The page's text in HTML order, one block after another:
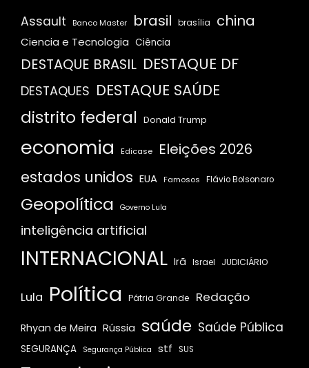
Assault Banco Master brasil brasília china
Ciencia e Tecnologia Ciência
DESTAQUE BRASIL DESTAQUE DF
DESTAQUES DESTAQUE SAÚDE
distrito federal Donald Trump
economia Edicase Eleições 2026
estados unidos EUA Famosos Flávio Bolsonaro
Geopolítica Governo Lula
inteligência artificial
INTERNACIONAL Irã Israel JUDICIÁRIO
Lula Política Pátria Grande Redação
Rhyan de Meira Rússia saúde Saúde Pública
SEGURANÇA Segurança Pública stf SUS